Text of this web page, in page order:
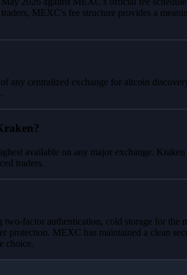
MEXC's fee structure provides a
any centralized exchange for altcoin
available on any major exchange.
traders.
two-factor authentication, cold storage for
MEXC has maintained a clean
choice.